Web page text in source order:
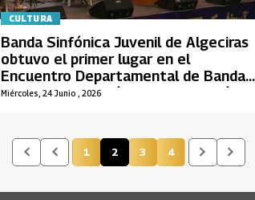
CULTURA
Miércoles, 24 Junio , 2026
Banda Sinfónica Juvenil de Algeciras
obtuvo el primer lugar en el
Encuentro Departamental de Bandas
Municipales “Milcíades Chato Durán”
Página
1 Página actual
2 Página
3 Página
4